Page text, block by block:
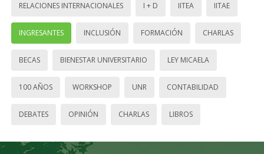
RELACIONES INTERNACIONALES I + D IITEA IITAE
INGRESANTES INCLUSIÓN FORMACIÓN CHARLAS
BECAS BIENESTAR UNIVERSITARIO LEY MICAELA
100 AÑOS WORKSHOP UNR CONTABILIDAD
DEBATES OPINIÓN CHARLAS LIBROS